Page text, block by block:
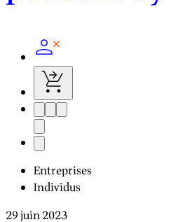
Entreprises
Individus
29 juin 2023